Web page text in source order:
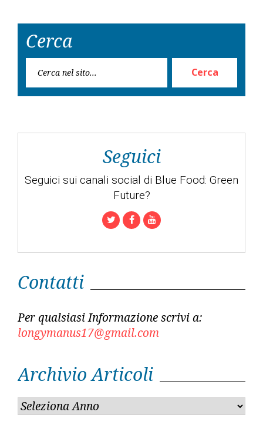
Cerca
Cerca
Seguici
Seguici sui canali social di Blue Food: Green
Future?
Contatti
Per qualsiasi Informazione scrivi a:
longymanus17@gmail.com
Archivio Articoli